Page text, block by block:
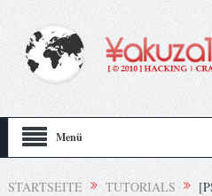
Menü
STARTSEITE TUTORIALS